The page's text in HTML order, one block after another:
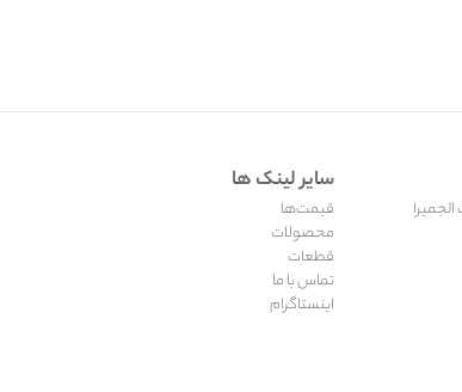
سایر لینک ها
قیمت‌ها
محصولات
قطعات
تماس با ما
اینستاگرام